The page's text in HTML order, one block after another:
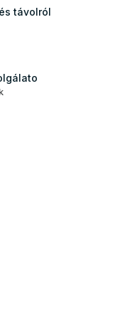
távolról